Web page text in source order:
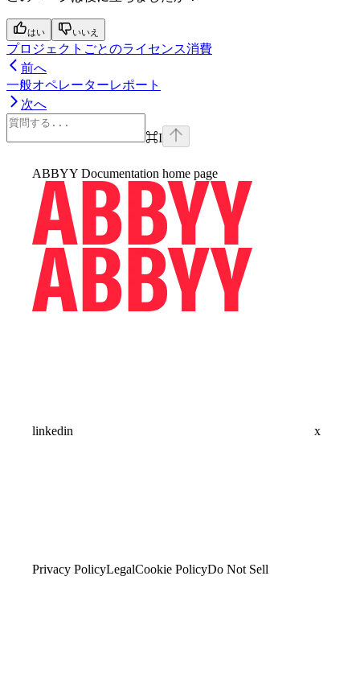
はい いいえ
プロジェクトごとのライセンス消費
前へ
一般オペレーターレポート
次へ
⌘I
ABBYY Documentation home page
linkedin x
Privacy PolicyLegalCookie PolicyDo Not Sell